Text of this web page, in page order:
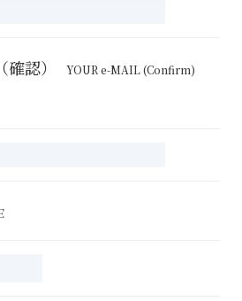
認） YOUR e-MAIL (Confirm)